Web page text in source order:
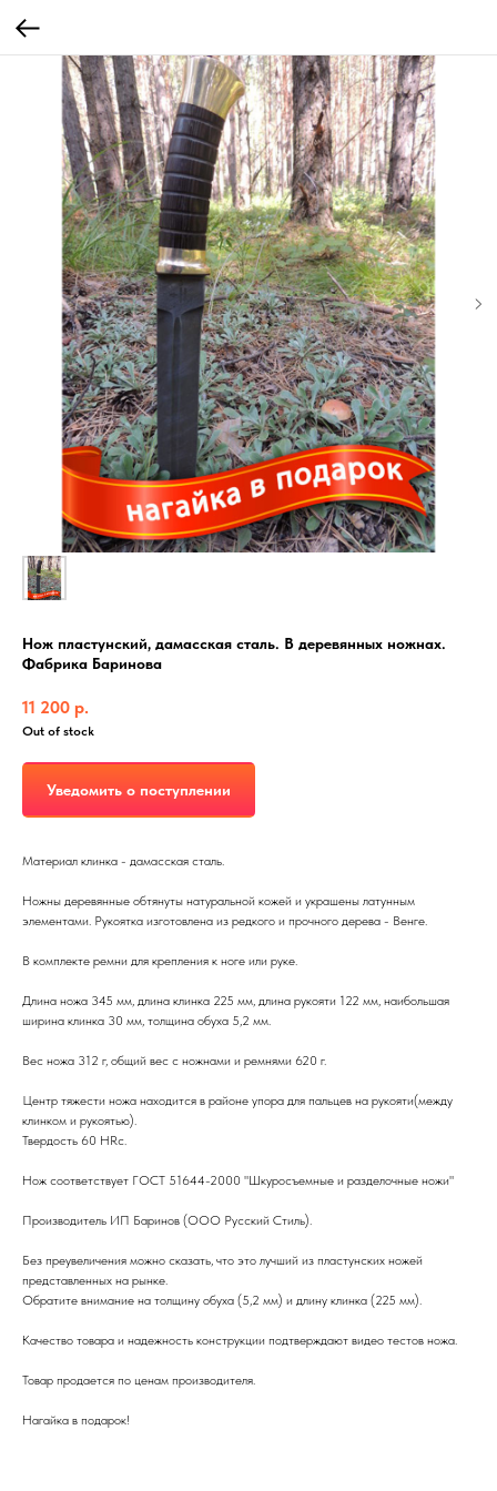
Нож пластунский, дамасская сталь. В деревянных ножнах.
Фабрика Баринова
11 200 р.
Out of stock
Уведомить о поступлении
Материал клинка - дамасская сталь.
Ножны деревянные обтянуты натуральной кожей и украшены латунным
элементами. Рукоятка изготовлена из редкого и прочного дерева - Венге.
В комплекте ремни для крепления к ноге или руке.
Длина ножа 345 мм, длина клинка 225 мм, длина рукояти 122 мм, наибольшая
ширина клинка 30 мм, толщина обуха 5,2 мм.
Вес ножа 312 г, общий вес с ножнами и ремнями 620 г.
Центр тяжести ножа находится в районе упора для пальцев на рукояти(между
клинком и рукоятью).
Твердость 60 НRc.
Нож соответствует ГОСТ 51644-2000 "Шкуросъемные и разделочные ножи"
Производитель ИП Баринов (ООО Русский Стиль).
Без преувеличения можно сказать, что это лучший из пластунских ножей
представленных на рынке.
Обратите внимание на толщину обуха (5,2 мм) и длину клинка (225 мм).
Качество товара и надежность конструкции подтверждают видео тестов ножа.
Товар продается по ценам производителя.
Нагайка в подарок!